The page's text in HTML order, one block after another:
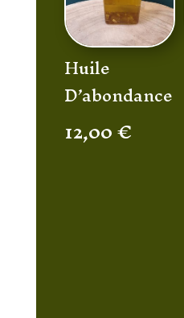
Huile
D’abondance
12,00€